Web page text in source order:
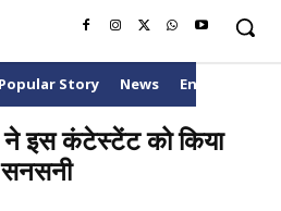
Popular Story News
इस कंटेस्टेंट को किया